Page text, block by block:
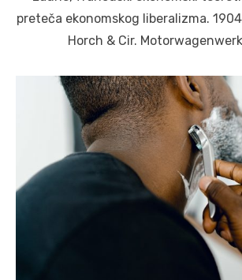
preteča ekonomskog liberalizma.
Horch & Cir.